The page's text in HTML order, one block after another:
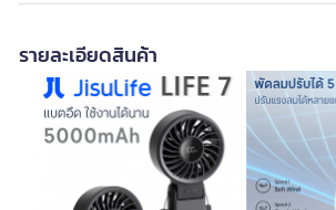
รายละเอียดสินค้า